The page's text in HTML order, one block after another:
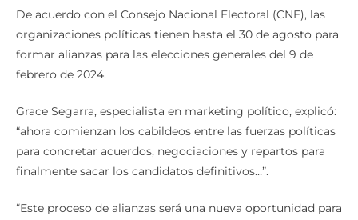
De acuerdo con el Consejo Nacional Electoral (CNE), las
organizaciones políticas tienen hasta el 30 de agosto para
formar alianzas para las elecciones generales del 9 de
febrero de 2024.
Grace Segarra, especialista en marketing político, explicó:
“ahora comienzan los cabildeos entre las fuerzas políticas
para concretar acuerdos, negociaciones y repartos para
finalmente sacar los candidatos definitivos…”.
“Este proceso de alianzas será una nueva oportunidad para